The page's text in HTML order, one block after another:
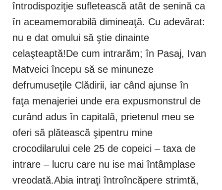
întrodispoziţie sufletească atât de senină ca
în aceamemorabilă dimineaţă. Cu adevărat:
nu e dat omului să ştie dinainte
celaşteaptă!De cum intrarăm; în Pasaj, Ivan
Matveici începu să se minuneze
defrumuseţile Clădirii, iar când ajunse în
faţa menajeriei unde era expusmonstrul de
curând adus în capitală, prietenul meu se
oferi să plătească şipentru mine
crocodilarului cele 25 de copeici – taxa de
intrare – lucru care nu ise mai întâmplase
vreodată.Abia intraţi întroîncăpere strimtă,